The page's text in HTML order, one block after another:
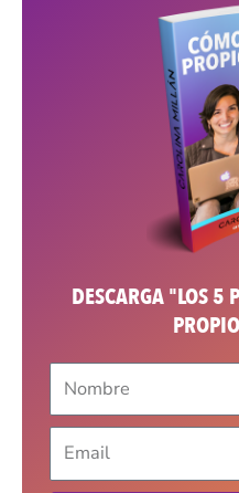
DESCARGA "LOS 5